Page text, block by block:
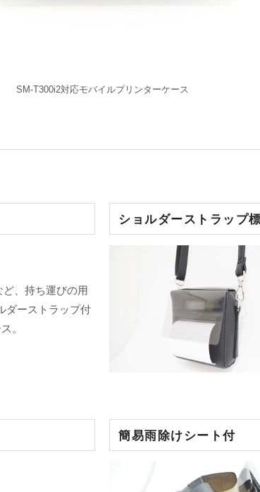
SM-T300i2対応モバイルプリンターケース
、持ち運びの用
ダーストラップ付
。
ショルダーストラップ
簡易雨除けシート付